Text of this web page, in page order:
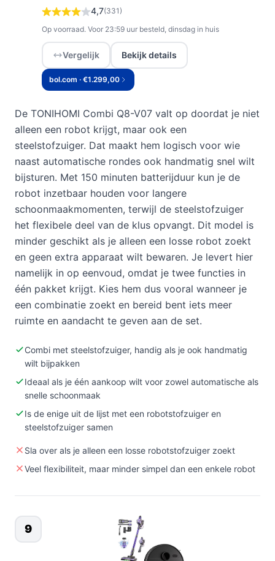
4,7(331)
Op voorraad. Voor 23:59 uur besteld, dinsdag in huis
Vergelijk Bekijk details
bol.com · €1.299,00
De TONIHOMI Combi Q8-V07 valt op doordat je niet
alleen een robot krijgt, maar ook een
steelstofzuiger. Dat maakt hem logisch voor wie
naast automatische rondes ook handmatig snel wilt
bijsturen. Met 150 minuten batterijduur kun je de
robot inzetbaar houden voor langere
schoonmaakmomenten, terwijl de steelstofzuiger
het flexibele deel van de klus opvangt. Dit model is
minder geschikt als je alleen een losse robot zoekt
en geen extra apparaat wilt bewaren. Je levert hier
namelijk in op eenvoud, omdat je twee functies in
één pakket krijgt. Kies hem dus vooral wanneer je
een combinatie zoekt en bereid bent iets meer
ruimte en aandacht te geven aan de set.
Combi met steelstofzuiger, handig als je ook handmatig
wilt bijpakken
Ideaal als je één aankoop wilt voor zowel automatische als
snelle schoonmaak
Is de enige uit de lijst met een robotstofzuiger en
steelstofzuiger samen
Sla over als je alleen een losse robotstofzuiger zoekt
Veel flexibiliteit, maar minder simpel dan een enkele robot
9